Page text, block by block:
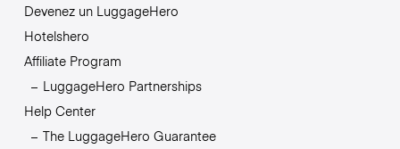
Devenez un LuggageHero
Hotelshero
Affiliate Program
LuggageHero Partnerships
Help Center
The LuggageHero Guarantee